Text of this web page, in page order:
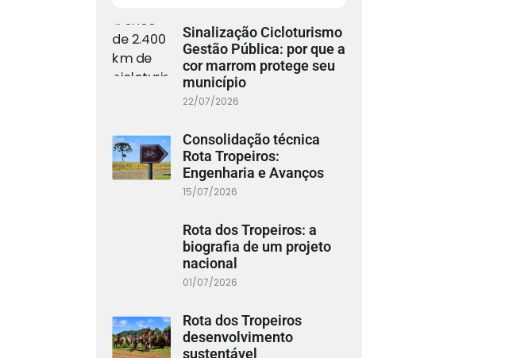
Sinalização Cicloturismo
Gestão Pública: por que a
cor marrom protege seu
município
22/07/2026
Consolidação técnica
Rota Tropeiros:
Engenharia e Avanços
15/07/2026
Rota dos Tropeiros: a
biografia de um projeto
nacional
01/07/2026
Rota dos Tropeiros
desenvolvimento
sustentável